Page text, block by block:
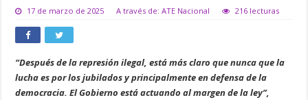
17 de marzo de 2025 A través de: ATE Nacional 216 lecturas
“Después de la represión ilegal, está más claro que nunca que la
lucha es por los jubilados y principalmente en defensa de la
democracia. El Gobierno está actuando al margen de la ley”,